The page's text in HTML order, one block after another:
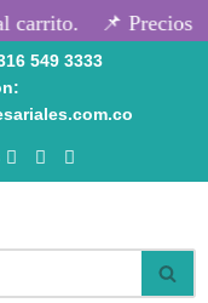
carrito. 📌 Precios
549 3333